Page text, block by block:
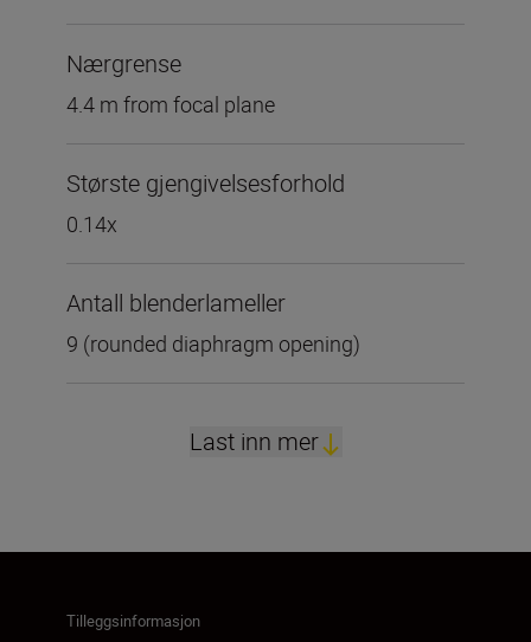
Nærgrense
4.4 m from focal plane
Største gjengivelsesforhold
0.14x
Antall blenderlameller
9 (rounded diaphragm opening)
Last inn mer
Tilleggsinformasjon